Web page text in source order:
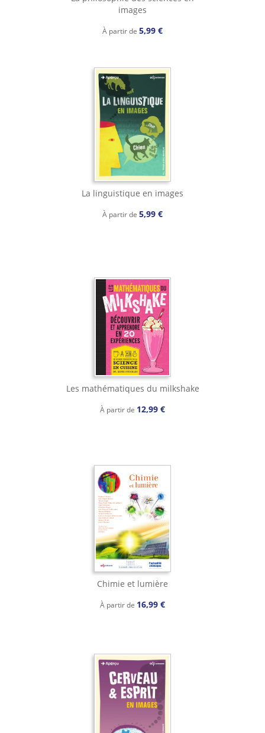
images
À partir de 5,99 €
La linguistique en images
À partir de 5,99 €
Les mathématiques du milkshake
À partir de 12,99 €
Chimie et lumière
À partir de 16,99 €